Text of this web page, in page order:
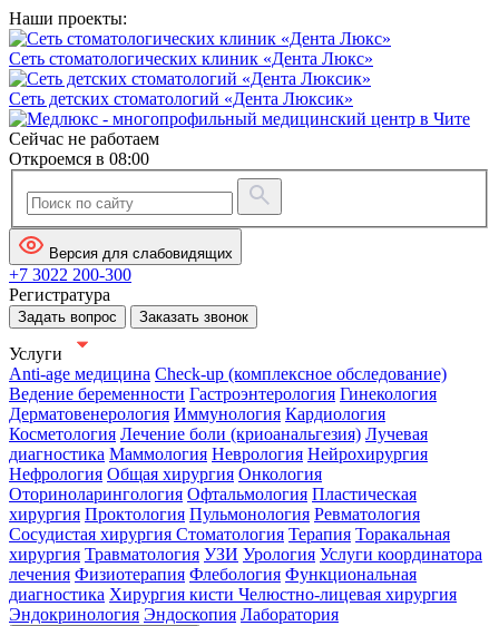
Наши проекты:
Сеть стоматологических клиник «Дента Люкс»
Сеть детских стоматологий «Дента Люксик»
Сейчас не работаем
Откроемся в 08:00
Версия для слабовидящих
+7 3022 200-300
Регистратура
Задать вопрос Заказать звонок
Услуги
Anti-age медицина Check-up (комплексное обследование)
Ведение беременности Гастроэнтерология Гинекология
Дерматовенерология Иммунология Кардиология
Косметология Лечение боли (криоанальгезия) Лучевая
диагностика Маммология Неврология Нейрохирургия
Нефрология Общая хирургия Онкология
Оториноларингология Офтальмология Пластическая
хирургия Проктология Пульмонология Ревматология
Сосудистая хирургия Стоматология Терапия Торакальная
хирургия Травматология УЗИ Урология Услуги координатора
лечения Физиотерапия Флебология Функциональная
диагностика Хирургия кисти Челюстно-лицевая хирургия
Эндокринология Эндоскопия Лаборатория